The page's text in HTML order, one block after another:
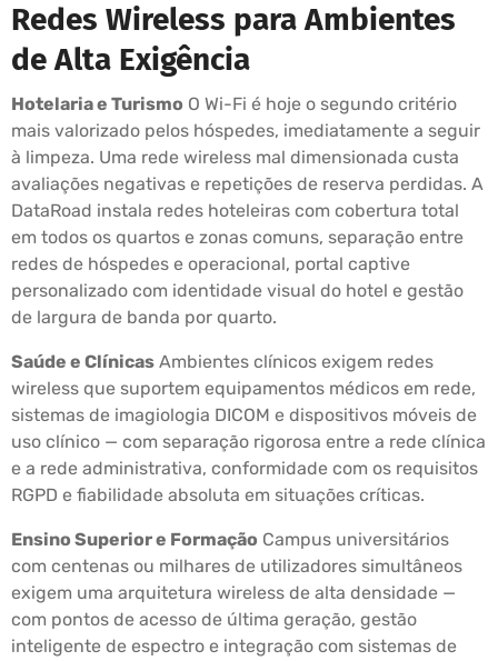
Redes Wireless para Ambientes
de Alta Exigência
Hotelaria e Turismo O Wi-Fi é hoje o segundo critério
mais valorizado pelos hóspedes, imediatamente a seguir
à limpeza. Uma rede wireless mal dimensionada custa
avaliações negativas e repetições de reserva perdidas. A
DataRoad instala redes hoteleiras com cobertura total
em todos os quartos e zonas comuns, separação entre
redes de hóspedes e operacional, portal captive
personalizado com identidade visual do hotel e gestão
de largura de banda por quarto.
Saúde e Clínicas Ambientes clínicos exigem redes
wireless que suportem equipamentos médicos em rede,
sistemas de imagiologia DICOM e dispositivos móveis de
uso clínico — com separação rigorosa entre a rede clínica
e a rede administrativa, conformidade com os requisitos
RGPD e fiabilidade absoluta em situações críticas.
Ensino Superior e Formação Campus universitários
com centenas ou milhares de utilizadores simultâneos
exigem uma arquitetura wireless de alta densidade —
com pontos de acesso de última geração, gestão
inteligente de espectro e integração com sistemas de